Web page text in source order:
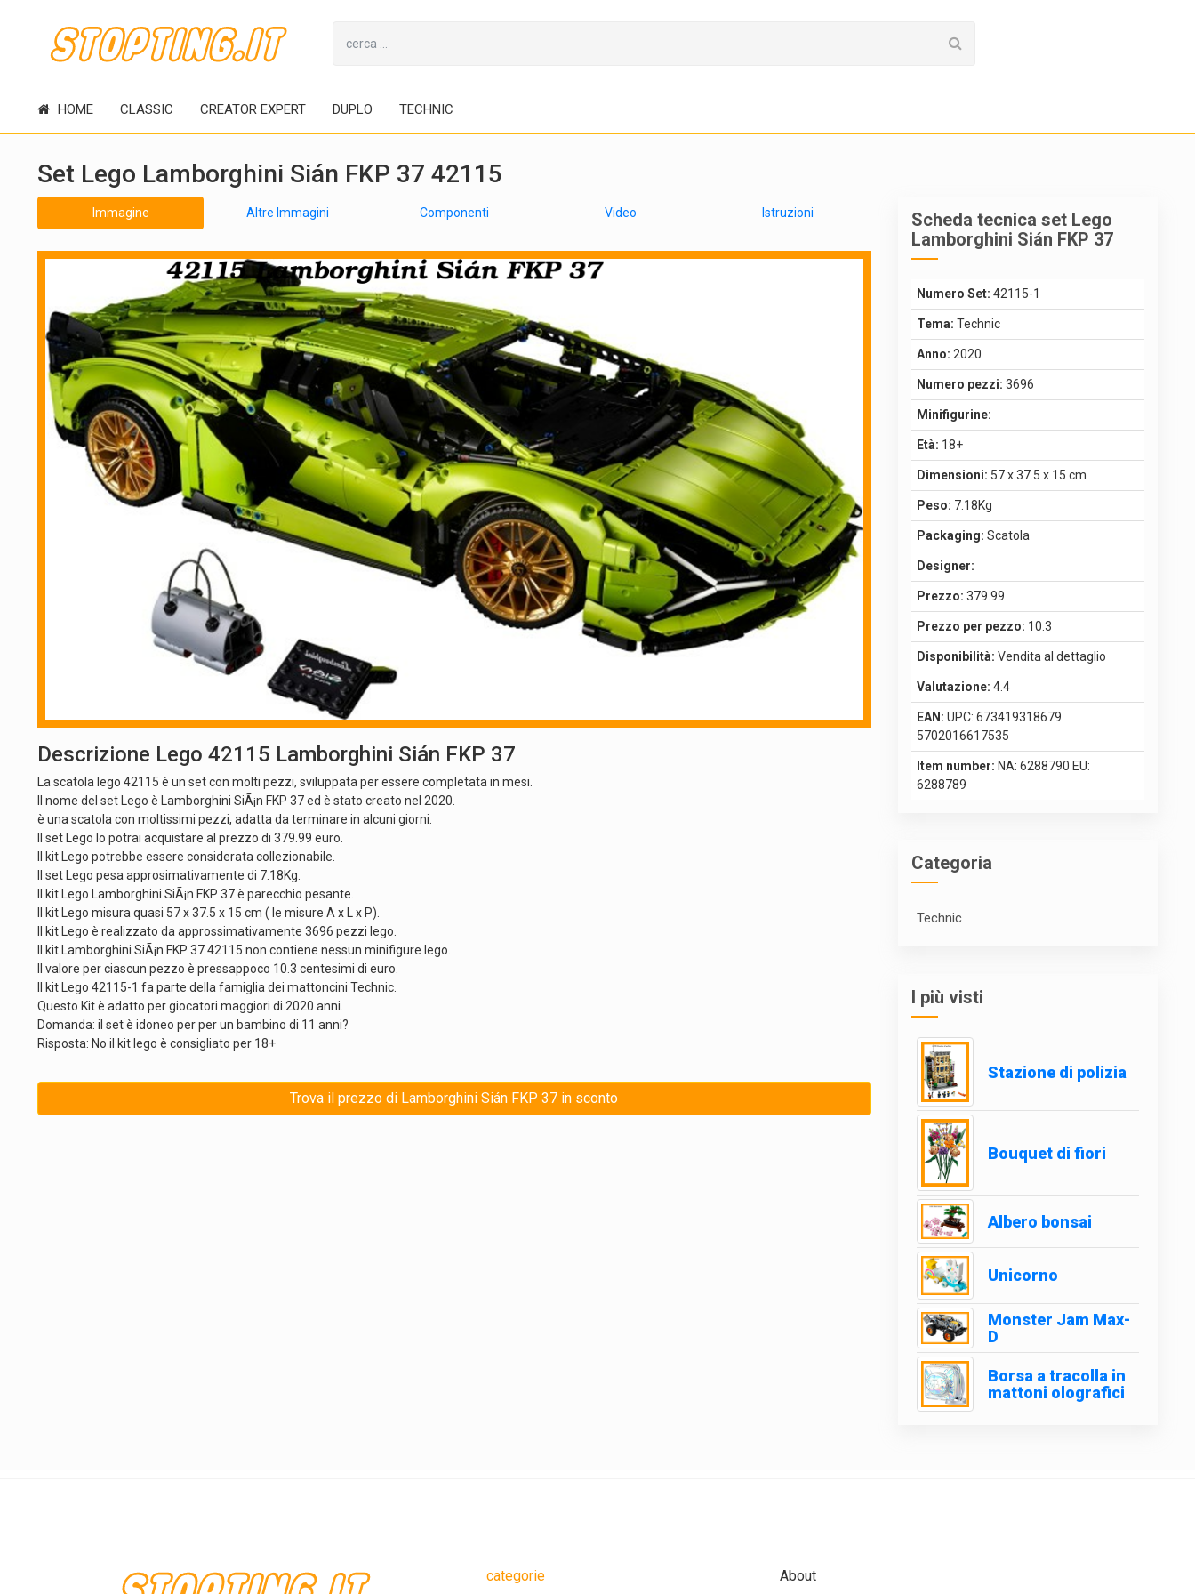
HOME CLASSIC CREATOR EXPERT DUPLO TECHNIC
Set Lego Lamborghini Sián FKP 37 42115
Immagine Altre Immagini Componenti Video Istruzioni
Descrizione Lego 42115 Lamborghini Sián FKP 37
La scatola lego 42115 è un set con molti pezzi, sviluppata per essere completata in mesi.
Il nome del set Lego è Lamborghini SiÃ¡n FKP 37 ed è stato creato nel 2020.
è una scatola con moltissimi pezzi, adatta da terminare in alcuni giorni.
Il set Lego lo potrai acquistare al prezzo di 379.99 euro.
Il kit Lego potrebbe essere considerata collezionabile.
Il set Lego pesa approsimativamente di 7.18Kg.
Il kit Lego Lamborghini SiÃ¡n FKP 37 è parecchio pesante.
Il kit Lego misura quasi 57 x 37.5 x 15 cm ( le misure A x L x P).
Il kit Lego è realizzato da approssimativamente 3696 pezzi lego.
Il kit Lamborghini SiÃ¡n FKP 37 42115 non contiene nessun minifigure lego.
Il valore per ciascun pezzo è pressappoco 10.3 centesimi di euro.
Il kit Lego 42115-1 fa parte della famiglia dei mattoncini Technic.
Questo Kit è adatto per giocatori maggiori di 2020 anni.
Domanda: il set è idoneo per per un bambino di 11 anni?
Risposta: No il kit lego è consigliato per 18+
Trova il prezzo di Lamborghini Sián FKP 37 in sconto
Scheda tecnica set Lego
Lamborghini Sián FKP 37
Numero Set: 42115-1
Tema: Technic
Anno: 2020
Numero pezzi: 3696
Minifigurine:
Età: 18+
Dimensioni: 57 x 37.5 x 15 cm
Peso: 7.18Kg
Packaging: Scatola
Designer:
Prezzo: 379.99
Prezzo per pezzo: 10.3
Disponibilità: Vendita al dettaglio
Valutazione: 4.4
EAN: UPC: 673419318679
5702016617535
Item number: NA: 6288790 EU:
6288789
Categoria
Technic
I più visti
Stazione di polizia
Bouquet di fiori
Albero bonsai
Unicorno
Monster Jam Max-
D
Borsa a tracolla in
mattoni olografici
categorie About